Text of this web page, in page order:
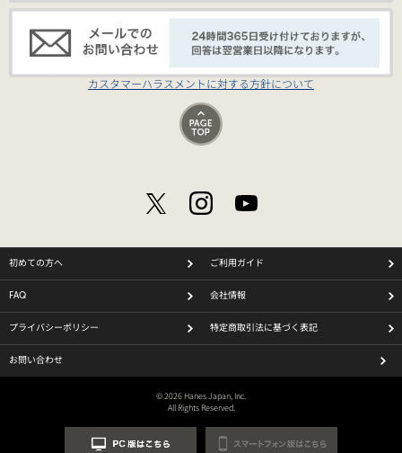
カスタマーハラスメントに対する方針について
初めての方へ ご利用ガイド
FAQ 会社情報
プライバシーポリシー 特定商取引法に基づく表記
お問い合わせ
© 2026 Hanes Japan, Inc.
All Rights Reserved.